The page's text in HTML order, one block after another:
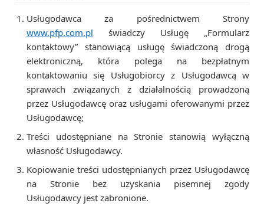
Usługodawca za pośrednictwem Strony
www.pfp.com.pl świadczy Usługę „Formularz
kontaktowy” stanowiącą usługę świadczoną drogą
elektroniczną, która polega na bezpłatnym
kontaktowaniu się Usługobiorcy z Usługodawcą w
sprawach związanych z działalnością prowadzoną
przez Usługodawcę oraz usługami oferowanymi przez
Usługodawcę;
Treści udostępniane na Stronie stanowią wyłączną
własność Usługodawcy.
Kopiowanie treści udostępnianych przez Usługodawcę
na Stronie bez uzyskania pisemnej zgody
Usługodawcy jest zabronione.